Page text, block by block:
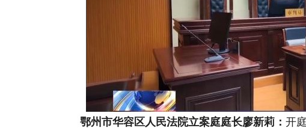
鄂州市华容区人民法院立案庭庭长廖新莉：开